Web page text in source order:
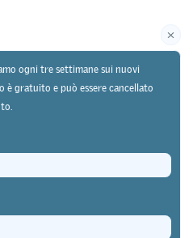
è modesta
ogni tre settimane sui nuovi
è gratuito e può essere cancellato